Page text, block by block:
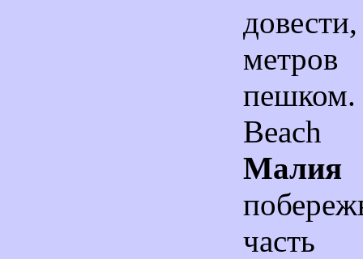
Малия
часть